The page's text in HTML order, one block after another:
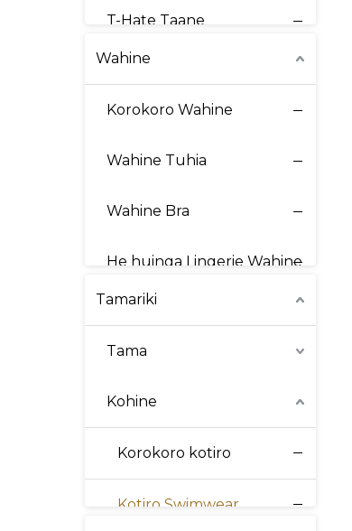
T-Hate Taane
Wahine
Korokoro Wahine
Wahine Tuhia
Wahine Bra
He huinga Lingerie Wahine
Tamariki
Tama
Kohine
Korokoro kotiro
Kotiro Swimwear